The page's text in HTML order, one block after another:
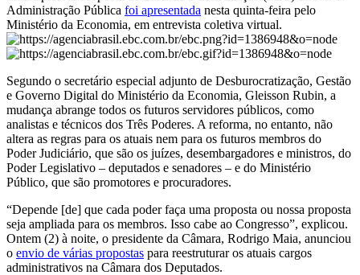
Administração Pública foi apresentada nesta quinta-feira pelo
Ministério da Economia, em entrevista coletiva virtual.
Segundo o secretário especial adjunto de Desburocratização, Gestão
e Governo Digital do Ministério da Economia, Gleisson Rubin, a
mudança abrange todos os futuros servidores públicos, como
analistas e técnicos dos Três Poderes. A reforma, no entanto, não
altera as regras para os atuais nem para os futuros membros do
Poder Judiciário, que são os juízes, desembargadores e ministros, do
Poder Legislativo – deputados e senadores – e do Ministério
Público, que são promotores e procuradores.
“Depende [de] que cada poder faça uma proposta ou nossa proposta
seja ampliada para os membros. Isso cabe ao Congresso”, explicou.
Ontem (2) à noite, o presidente da Câmara, Rodrigo Maia, anunciou
o envio de várias propostas para reestruturar os atuais cargos
administrativos na Câmara dos Deputados.